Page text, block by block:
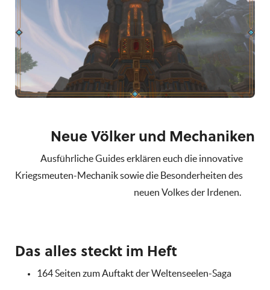
Neue Völker und Mechaniken
Ausführliche Guides erklären euch die innovative
Kriegsmeuten-Mechanik sowie die Besonderheiten des
neuen Volkes der Irdenen.
Das alles steckt im Heft
164 Seiten zum Auftakt der Weltenseelen-Saga